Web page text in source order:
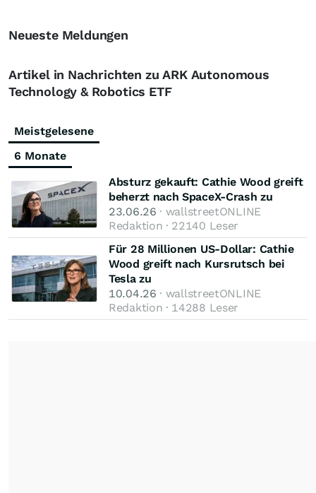
Neueste Meldungen
Artikel in Nachrichten zu ARK Autonomous
Technology & Robotics ETF
Meistgelesene
6 Monate
Absturz gekauft: Cathie Wood greift
beherzt nach SpaceX-Crash zu
23.06.26 · wallstreetONLINE
Redaktion · 22140 Leser
Für 28 Millionen US-Dollar: Cathie
Wood greift nach Kursrutsch bei
Tesla zu
10.04.26 · wallstreetONLINE
Redaktion · 14288 Leser